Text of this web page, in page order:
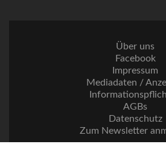
Über uns
Facebook
Impressum
Mediadaten /
AGBs
Datenschutz
Zum Newsletter